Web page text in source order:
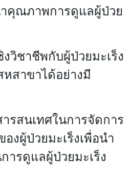
คุณภาพการดูแลผู้ป่วย
าชีพกับผู้ป่วยมะเร็ง
สาขาได้อย่างมี
รสนเทศในการจัดการ
งผู้ป่วยมะเร็งเพื่อนำ
ารดูแลผู้ป่วยมะเร็ง